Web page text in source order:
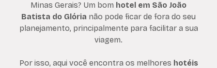
Minas Gerais? Um bom hotel em São João
Batista do Glória não pode ficar de fora do seu
planejamento, principalmente para facilitar a sua
viagem.
Por isso, aqui você encontra os melhores hotéis